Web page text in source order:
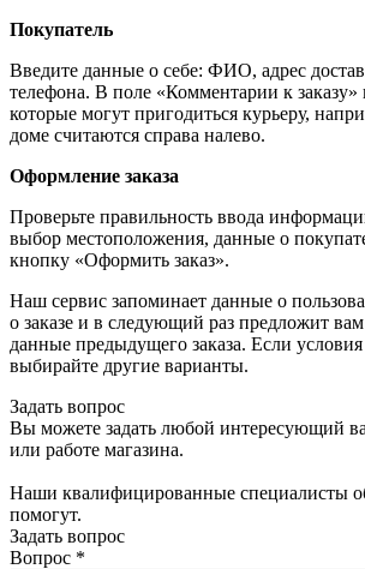
Покупатель
Введите данные о себе: ФИО, адрес
телефона. В поле «Комментарии к заказу»
которые могут пригодиться курьеру,
доме считаются справа налево.
Оформление заказа
Проверьте правильность ввода
выбор местоположения, данные о
кнопку «Оформить заказ».
Наш сервис запоминает данные о
о заказе и в следующий раз предложит
данные предыдущего заказа. Если
выбирайте другие варианты.
Задать вопрос
Вы можете задать любой интересующий
или работе магазина.
Наши квалифицированные специалисты
помогут.
Задать вопрос
Вопрос *